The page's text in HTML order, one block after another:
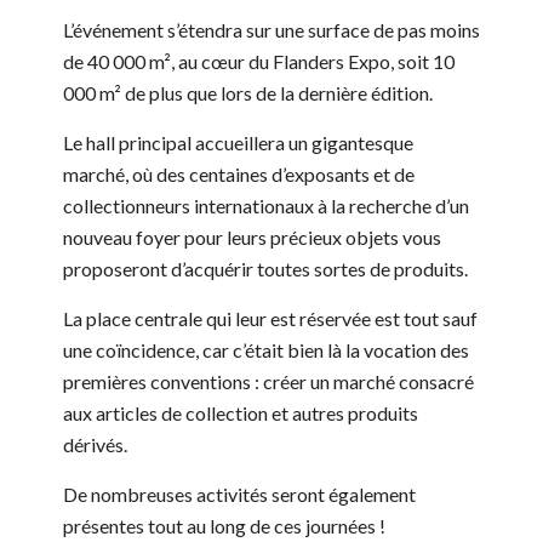
L’événement s’étendra sur une surface de pas moins
de 40 000 m², au cœur du Flanders Expo, soit 10
000 m² de plus que lors de la dernière édition.
Le hall principal accueillera un gigantesque
marché, où des centaines d’exposants et de
collectionneurs internationaux à la recherche d’un
nouveau foyer pour leurs précieux objets vous
proposeront d’acquérir toutes sortes de produits.
La place centrale qui leur est réservée est tout sauf
une coïncidence, car c’était bien là la vocation des
premières conventions : créer un marché consacré
aux articles de collection et autres produits
dérivés.
De nombreuses activités seront également
présentes tout au long de ces journées !